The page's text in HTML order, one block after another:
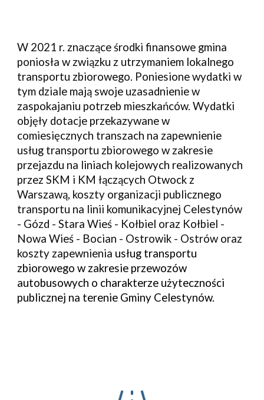
W 2021 r. znaczące środki finansowe gmina
poniosła w związku z utrzymaniem lokalnego
transportu zbiorowego. Poniesione wydatki w
tym dziale mają swoje uzasadnienie w
zaspokajaniu potrzeb mieszkańców. Wydatki
objęły dotacje przekazywane w
comiesięcznych transzach na zapewnienie
usług transportu zbiorowego w zakresie
przejazdu na liniach kolejowych realizowanych
przez SKM i KM łączących Otwock z
Warszawą, koszty organizacji publicznego
transportu na linii komunikacyjnej Celestynów
- Gózd - Stara Wieś - Kołbiel oraz Kołbiel -
Nowa Wieś - Bocian - Ostrowik - Ostrów oraz
koszty zapewnienia usług transportu
zbiorowego w zakresie przewozów
autobusowych o charakterze użyteczności
publicznej na terenie Gminy Celestynów.